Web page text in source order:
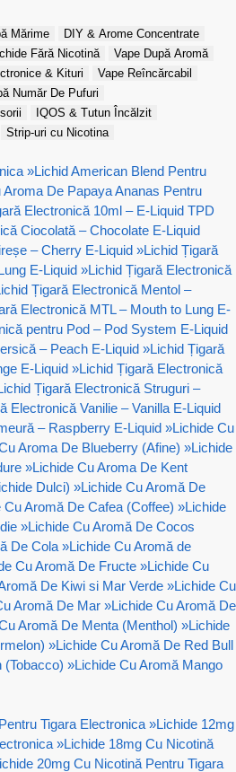
Mărime
DIY & Arome Concentrate
Fără Nicotină
Vape După Aromă
& Kituri
Vape Reîncărcabil
Număr De Pufuri
IQOS & Tutun Încălzit
Strip-uri cu Nicotina
»Lichid American Blend Pentru
Aroma De Papaya Ananas Pentru
Electronică 10ml – E-Liquid TPD
Ciocolată – Chocolate E-Liquid
– Cherry E-Liquid »Lichid Țigară
E-Liquid »Lichid Țigară Electronică
Țigară Electronică Mentol –
Electronică MTL – Mouth to Lung E-
pentru Pod – Pod System E-Liquid
– Peach E-Liquid »Lichid Țigară
E-Liquid »Lichid Țigară Electronică
Țigară Electronică Struguri –
Electronică Vanilie – Vanilla E-Liquid
– Raspberry E-Liquid »Lichide Cu
Aroma De Blueberry (Afine) »Lichide
»Lichide Cu Aroma De Kent
Dulci) »Lichide Cu Aromă De
Cu Aromă De Cafea (Coffee) »Lichide
»Lichide Cu Aromă De Cocos
De Cola »Lichide Cu Aromă de
Cu Aromă De Fructe »Lichide Cu
De Kiwi si Mar Verde »Lichide Cu
Aromă De Mar »Lichide Cu Aromă De
Aromă De Menta (Menthol) »Lichide
»Lichide Cu Aromă De Red Bull
(Tobacco) »Lichide Cu Aromă Mango
Tigara Electronica »Lichide 12mg
»Lichide 18mg Cu Nicotină
20mg Cu Nicotină Pentru Tigara